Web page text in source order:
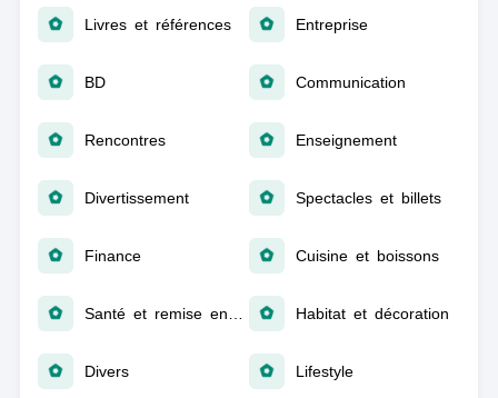
Livres et références Entreprise
BD Communication
Rencontres Enseignement
Divertissement Spectacles et billets
Finance Cuisine et boissons
Habitat et décoration
Divers Lifestyle